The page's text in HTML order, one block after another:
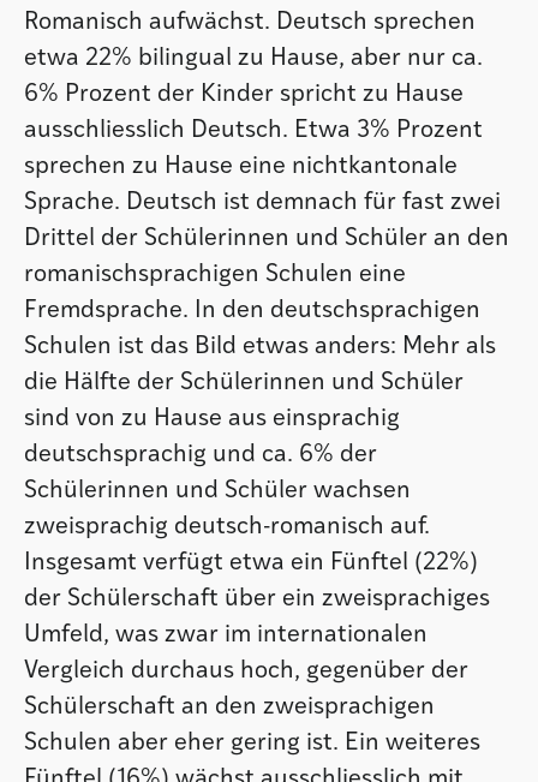
Romanisch aufwächst. Deutsch sprechen
etwa 22% bilingual zu Hause, aber nur ca.
6% Prozent der Kinder spricht zu Hause
ausschliesslich Deutsch. Etwa 3% Prozent
sprechen zu Hause eine nichtkantonale
Sprache. Deutsch ist demnach für fast zwei
Drittel der Schülerinnen und Schüler an den
romanischsprachigen Schulen eine
Fremdsprache. In den deutschsprachigen
Schulen ist das Bild etwas anders: Mehr als
die Hälfte der Schülerinnen und Schüler
sind von zu Hause aus einsprachig
deutschsprachig und ca. 6% der
Schülerinnen und Schüler wachsen
zweisprachig deutsch-romanisch auf.
Insgesamt verfügt etwa ein Fünftel (22%)
der Schülerschaft über ein zweisprachiges
Umfeld, was zwar im internationalen
Vergleich durchaus hoch, gegenüber der
Schülerschaft an den zweisprachigen
Schulen aber eher gering ist. Ein weiteres